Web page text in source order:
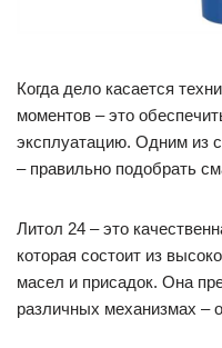
Когда дело касается
моментов – это
эксплуатацию. Одним из
– правильно подобрать
Литол 24 – это
которая состоит из
масел и присадок. Она
различных механизмах –